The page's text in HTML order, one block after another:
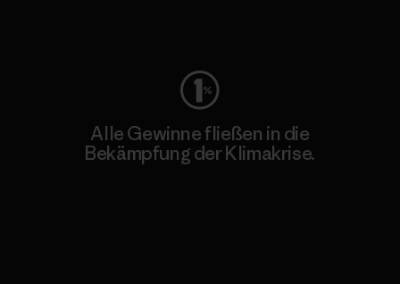
Alle Gewinne fließen in die
Bekämpfung der Klimakrise.